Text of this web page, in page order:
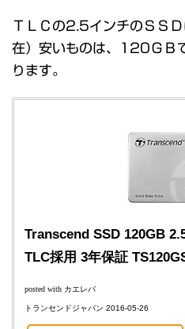
ＴＬＣの2.5インチのＳＳ
在）安いものは、120ＧＢ
ります。
Transcend SSD 120GB
TLC採用 3年保証
posted with カエレバ
トランセンドジャパン 2016-05-26